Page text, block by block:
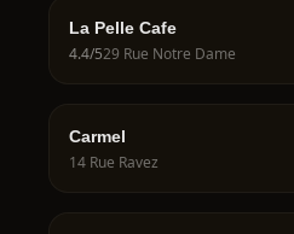
La Pelle Cafe
4.4/529 Rue Notre Dame
Carmel
14 Rue Ravez